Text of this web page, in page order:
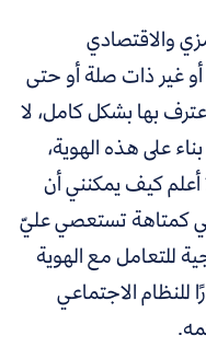
والاقتصادي
أو غير ذات صلة أو حتى
بها بشكل كامل، لا
على هذه الهوية،
كيف يمكنني أن
كمتاهة تستعصي عليّ
للتعامل مع الهوية
للنظام الاجتماعي